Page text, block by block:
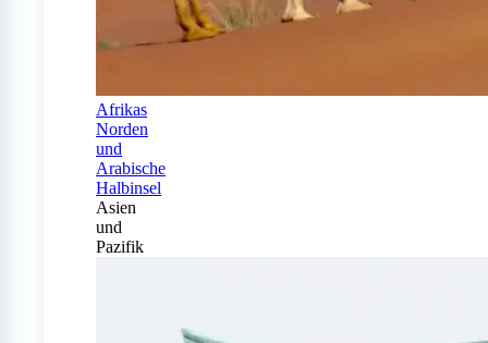
Afrikas
Norden
und
Arabische
Halbinsel
Asien
und
Pazifik